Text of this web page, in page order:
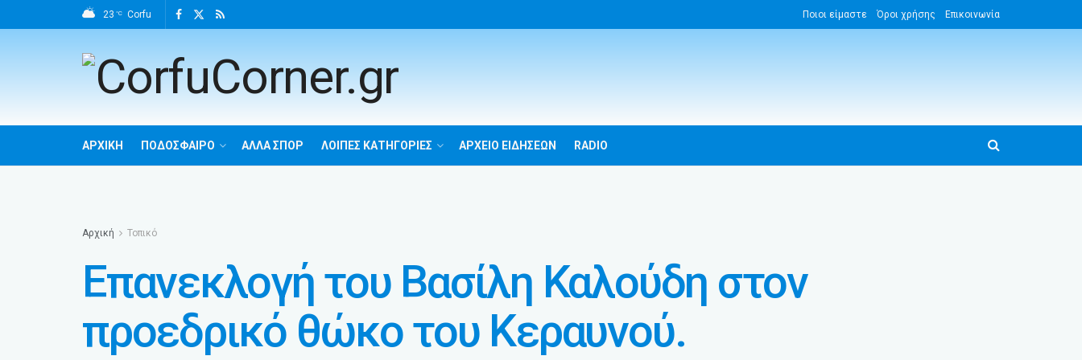
23 °C Corfu Ποιοι είμαστε Όροι χρήσης Επικοινωνία
ΑΡΧΙΚΗ ΠΟΔΟΣΦΑΙΡΟ ΑΛΛΑ ΣΠΟΡ ΛΟΙΠΕΣ ΚΑΤΗΓΟΡΙΕΣ ΑΡΧΕΙΟ ΕΙΔΗΣΕΩΝ RADIO
Αρχική Τοπικό
Επανεκλογή του Βασίλη Καλούδη στον
προεδρικό θώκο του Κεραυνού.